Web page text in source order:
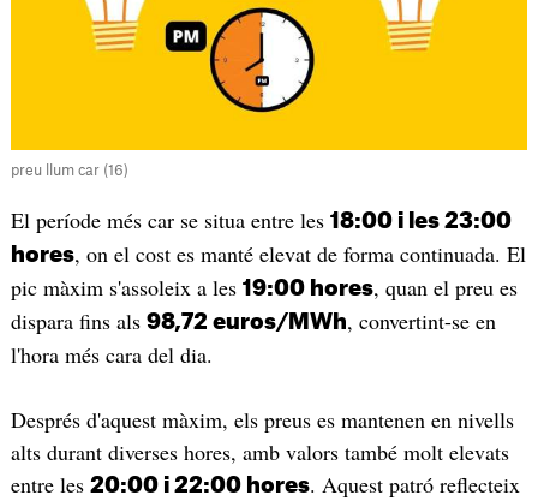
preu llum car (16)
El període més car se situa entre les 18:00 i les 23:00
hores, on el cost es manté elevat de forma continuada. El
pic màxim s'assoleix a les 19:00 hores, quan el preu es
dispara fins als 98,72 euros/MWh, convertint-se en
l'hora més cara del dia.
Després d'aquest màxim, els preus es mantenen en nivells
alts durant diverses hores, amb valors també molt elevats
entre les 20:00 i 22:00 hores. Aquest patró reflecteix